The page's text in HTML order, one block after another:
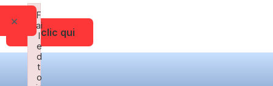
Fai clic qui
F
ai
l
e
d
t
o
×